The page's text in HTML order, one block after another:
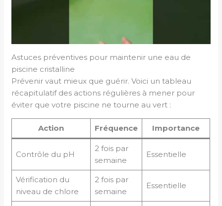
Astuces préventives pour maintenir une eau de
piscine cristalline
Prévenir vaut mieux que guérir. Voici un tableau
récapitulatif des actions régulières à mener pour
éviter que votre piscine ne tourne au vert :
Action Fréquence Importance
Contrôle du pH
2 fois par
semaine
Essentielle
Vérification du
niveau de chlore
2 fois par
semaine
Essentielle